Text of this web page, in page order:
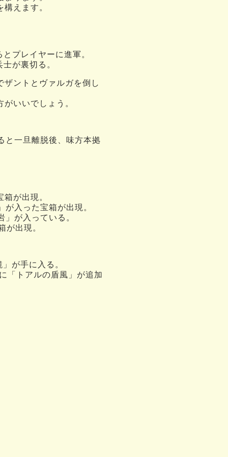
えます。
プレイヤーに進軍。
が裏切る。
ントとヴァルガを倒し
いいでしょう。
と一旦離脱後、味方本拠
が出現。
入った宝箱が出現。
が入っている。
が出現。
が手に入る。
「トアルの盾風」が追加